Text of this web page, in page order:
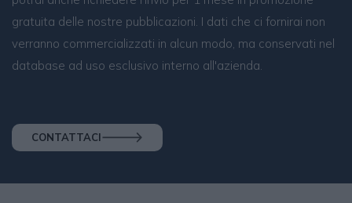
gratuita delle nostre pubblicazioni. I dati che ci fornirai non
verranno commercializzati in alcun modo, ma conservati nel
database ad uso esclusivo interno all'azienda.
CONTATTACI